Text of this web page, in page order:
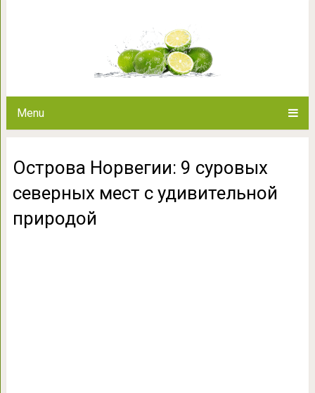
Menu
Острова Норвегии: 9 суровых
северных мест с удивительной
природой